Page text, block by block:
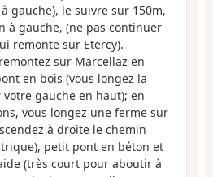
gauche), le suivre sur 150m,
à gauche, (ne pas continuer
remonte sur Etercy).
sur Marcellaz en
en bois (vous longez la
gauche en haut); en
vous longez une ferme sur
à droite le chemin
petit pont en béton et
(très court pour aboutir à